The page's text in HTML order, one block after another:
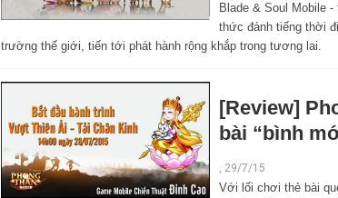
Blade & Soul Mobile
thức đánh tiếng thời
trường thế giới, tiến tới phát hành rộng khắp trong tương lai.
[Review]
bài “bình
29/7/15
Với lối chơi thẻ bài